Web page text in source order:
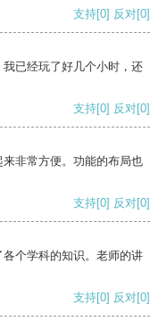
支持[0] 反对[0]
已经玩了好几个小时，还
支持[0] 反对[0]
非常方便。功能的布局也
支持[0] 反对[0]
个学科的知识。老师的讲
支持[0] 反对[0]